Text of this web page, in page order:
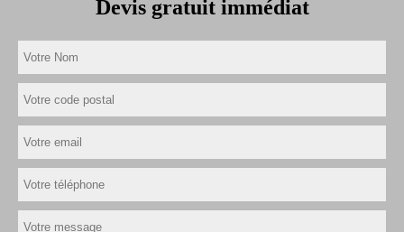
Devis gratuit immédiat